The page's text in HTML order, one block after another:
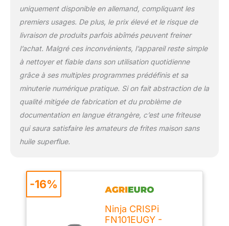
uniquement disponible en allemand, compliquant les
premiers usages. De plus, le prix élevé et le risque de
livraison de produits parfois abîmés peuvent freiner
l’achat. Malgré ces inconvénients, l’appareil reste simple
à nettoyer et fiable dans son utilisation quotidienne
grâce à ses multiples programmes prédéfinis et sa
minuterie numérique pratique. Si on fait abstraction de la
qualité mitigée de fabrication et du problème de
documentation en langue étrangère, c’est une friteuse
qui saura satisfaire les amateurs de frites maison sans
huile superflue.
Ninja CRISPi
FN101EUGY -
-16%